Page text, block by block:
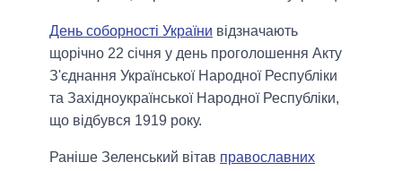
День соборності України відзначають
щорічно 22 січня у день проголошення Акту
З'єднання Української Народної Республіки
та Західноукраїнської Народної Республіки,
що відбувся 1919 року.
Раніше Зеленський вітав православних